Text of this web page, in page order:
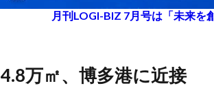
月刊LOGI-BIZ 7月号は「未来を
14.8万㎡、博多港に近接